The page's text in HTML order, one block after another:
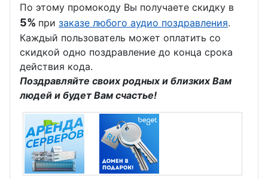
По этому промокоду Вы получаете скидку в
5% при заказе любого аудио поздравления.
Каждый пользователь может оплатить со
скидкой одно поздравление до конца срока
действия кода.
Поздравляйте своих родных и близких Вам
людей и будет Вам счастье!